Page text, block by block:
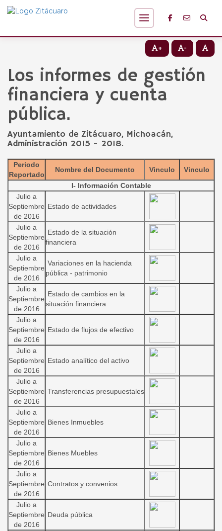
+ -
Los informes de gestión
financiera y cuenta
pública.
Ayuntamiento de Zitácuaro, Michoacán,
Administración 2015 - 2018.
Periodo
Reportado
Nombre del Documento Vinculo
Vinculo
I- Información Contable
Julio a
Septiembre
de 2016
Estado de actividades
Julio a
Septiembre
de 2016
Estado de la situación
financiera
Julio a
Septiembre
de 2016
Variaciones en la hacienda
pública - patrimonio
Julio a
Septiembre
de 2016
Estado de cambios en la
situación financiera
Julio a
Septiembre
de 2016
Estado de flujos de efectivo
Julio a
Septiembre
de 2016
Estado analítico del activo
Julio a
Septiembre
de 2016
Transferencias presupuestales
Julio a
Septiembre
de 2016
Bienes Inmuebles
Julio a
Septiembre
de 2016
Bienes Muebles
Julio a
Septiembre
de 2016
Contratos y convenios
Julio a
Septiembre
de 2016
Deuda pública